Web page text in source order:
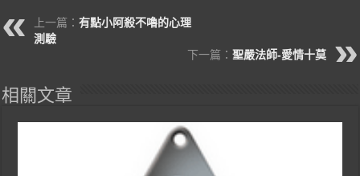
上一篇：有點小阿殺不嚕的心理
測驗
下一篇： 聖嚴法師-愛情十莫
相關文章